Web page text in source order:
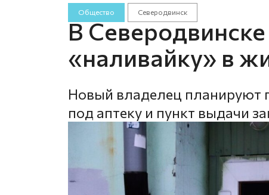
Общество Северодвинск
В
«наливайку» в
Новый владелец планируют
под аптеку и пункт выдачи